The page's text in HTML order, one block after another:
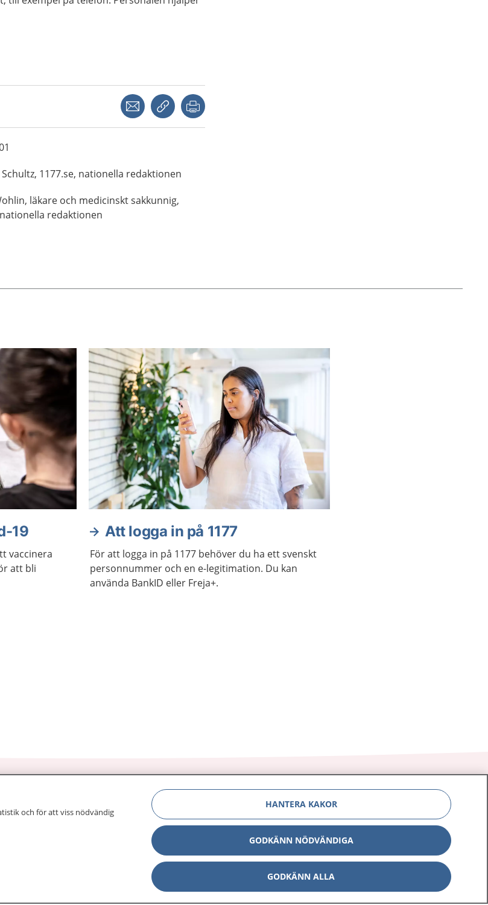
Dela via mejlKopiera länk
Schultz, 1177.se, nationella redaktionen
läkare och medicinskt sakkunnig,
redaktionen
19
vaccinera
att bli
Att logga in på 1177
För att logga in på 1177 behöver du ha ett svenskt
personnummer och en e-legitimation. Du kan
använda BankID eller Freja+.
Other languages
Lättläst svenska
E-tjänster
Press
Digital tillgänglighet
och för att viss nödvändig
HANTERA KAKOR
GODKÄNN NÖDVÄNDIGA
GODKÄNN ALLA